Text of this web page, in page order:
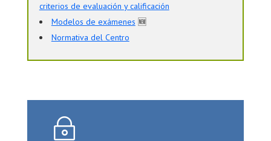
criterios de evaluación y calificación
Modelos de exámenes 🆕
Normativa del Centro
~